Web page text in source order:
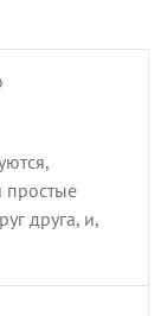
простые
друга, и,